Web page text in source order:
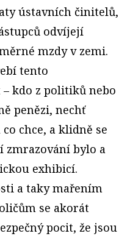
ústavních činitelů,
odvíjejí
mzdy v zemi.
tento
kdo z politiků nebo
penězi, nechť
chce, a klidně se
bylo a
exhibicí.
a taky mařením
se akorát
pocit, že jsou